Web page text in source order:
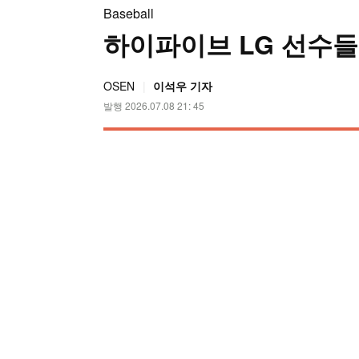
Baseball
하이파이브 LG 선수
OSEN 이석우 기자
발행 2026.07.08 21: 45